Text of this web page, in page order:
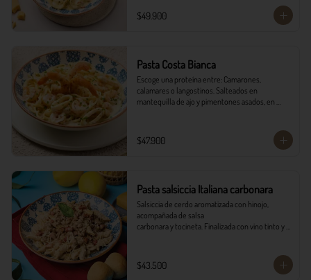
$49.900
Pasta Costa Bianca
Escoge una proteína entre: Camarones,
calamares o langostinos. Salteados en
mantequilla de ajo y pimentones asados, en
$47.900
Pasta salsiccia Italiana carbonara
Salsiccia de cerdo aromatizada con hinojo,
acompañada de salsa
carbonara y tocineta. Finalizada con vino tinto y
$43.500